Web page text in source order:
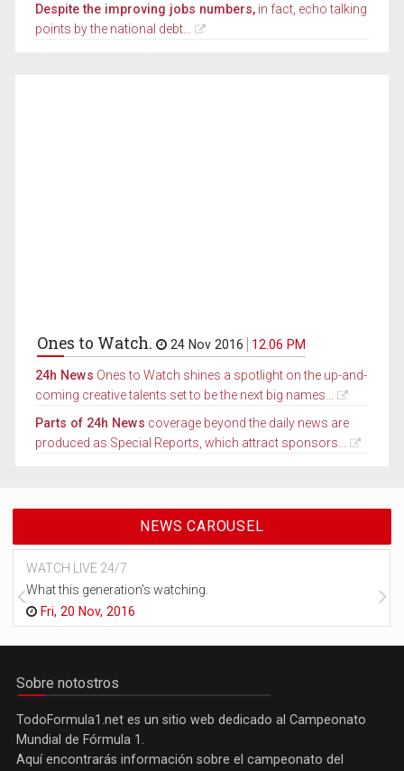
Despite the improving jobs numbers, in fact, echo talking
points by the national debt...
Ones to Watch. 24 Nov 2016 12.06 PM
24h News Ones to Watch shines a spotlight on the up-and-
coming creative talents set to be the next big names...
Parts of 24h News coverage beyond the daily news are
produced as Special Reports, which attract sponsors...
NEWS CAROUSEL
WATCH LIVE 24/7
What this generation's watching.
Fri, 20 Nov, 2016
Sobre notostros
TodoFormula1.net es un sitio web dedicado al Campeonato
Mundial de Fórmula 1.
Aquí encontrarás información sobre el campeonato del